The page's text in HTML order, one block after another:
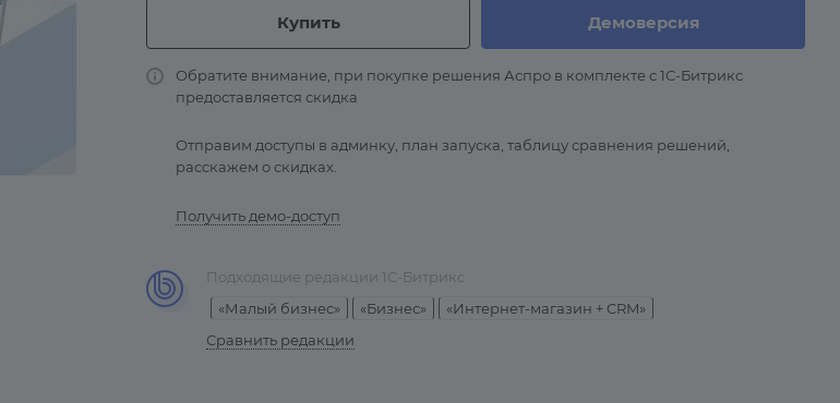
Купить Демоверсия
Обратите внимание, при покупке решения Аспро в комплекте с 1С-Битрикс
предоставляется скидка
Отправим доступы в админку, план запуска, таблицу сравнения решений,
расскажем о скидках.
Получить демо-доступ
Подходящие редакции 1С-Битрикс
«Малый бизнес»
«Бизнес»
«Интернет-магазин + CRM»
Сравнить редакции